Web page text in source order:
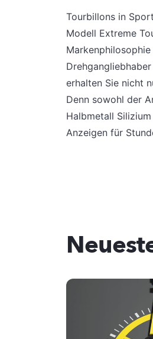
Tourbillons in
Modell Extreme
erhalten Sie nicht
Denn sowohl der
Halbmetall
Anzeigen für